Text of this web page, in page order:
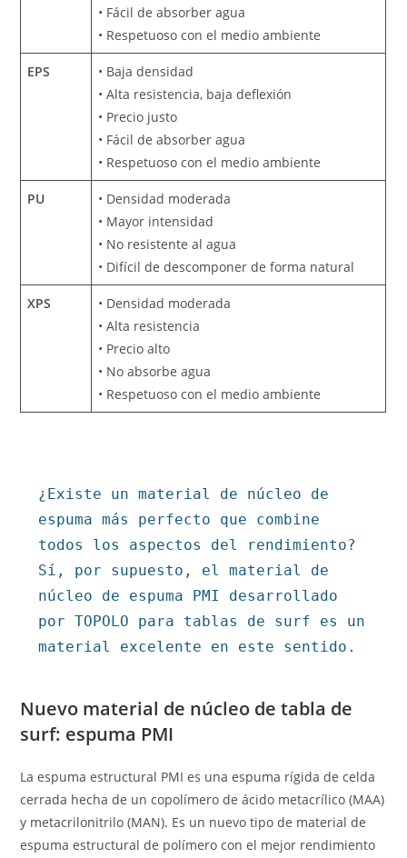
• Fácil de absorber agua
• Respetuoso con el medio ambiente
EPS
• Baja densidad
• Alta resistencia, baja deflexión
• Precio justo
• Fácil de absorber agua
• Respetuoso con el medio ambiente
PU
• Densidad moderada
• Mayor intensidad
• No resistente al agua
• Difícil de descomponer de forma natural
XPS
• Densidad moderada
• Alta resistencia
• Precio alto
• No absorbe agua
• Respetuoso con el medio ambiente
¿Existe un material de núcleo de
espuma más perfecto que combine
todos los aspectos del rendimiento?
Sí, por supuesto, el material de
núcleo de espuma PMI desarrollado
por TOPOLO para tablas de surf es un
material excelente en este sentido.
Nuevo material de núcleo de tabla de
surf: espuma PMI
La espuma estructural PMI es una espuma rígida de celda
cerrada hecha de un copolímero de ácido metacrílico (MAA)
y metacrilonitrilo (MAN). Es un nuevo tipo de material de
espuma estructural de polímero con el mejor rendimiento